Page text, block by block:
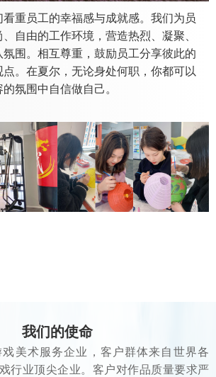
重员工的幸福感与成就感。我们为员
自由的工作环境，营造热烈、凝聚、
围。相互尊重，鼓励员工分享彼此的
。在夏尔，无论身处何职，你都可以
氛围中自信做自己。
我们的使命
美术服务企业，客户群体来自世界各
行业顶尖企业。客户对作品质量要求严